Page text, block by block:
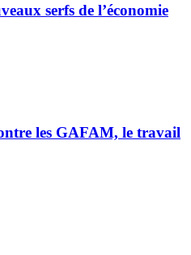
serfs de l’économie
les GAFAM, le travail